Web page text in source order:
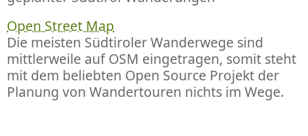
Open Street Map
Die meisten Südtiroler Wanderwege sind
mittlerweile auf OSM eingetragen, somit steht
mit dem beliebten Open Source Projekt der
Planung von Wandertouren nichts im Wege.